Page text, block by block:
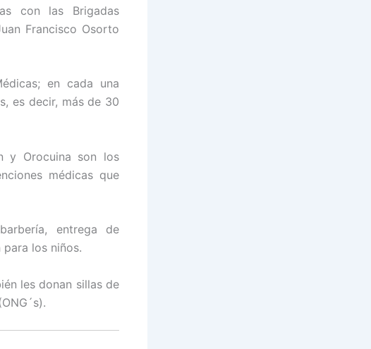
con las Brigadas
Francisco Osorto
en cada una
es decir, más de 30
y Orocuina son los
médicas que
entrega de
los niños.
les donan sillas de